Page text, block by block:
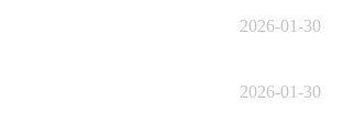
2026-01-30
2026-01-30